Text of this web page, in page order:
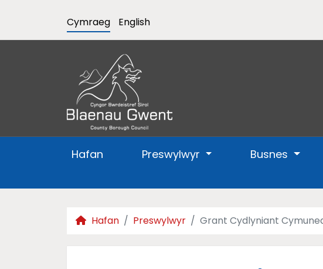
Cymraeg English
Hafan Preswylwyr Busnes
Hafan Preswylwyr Grant Cydlyniant